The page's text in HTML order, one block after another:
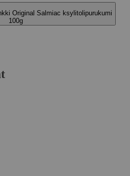
Original Salmiac ksylitolipurukumi
100g